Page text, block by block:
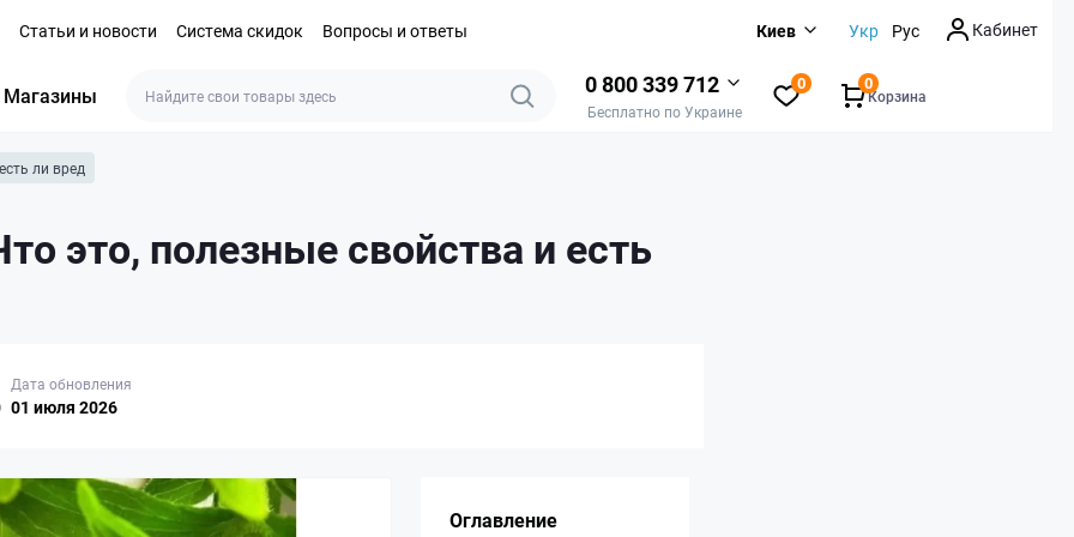
Статьи и новости Система скидок Вопросы и ответы Киев Укр Рус Кабинет
Магазины 0 800 339 712
Бесплатно по Украине
0
Корзина
0
ли вред
это, полезные свойства и есть
Дата обновления
01 июля 2026
Оглавление